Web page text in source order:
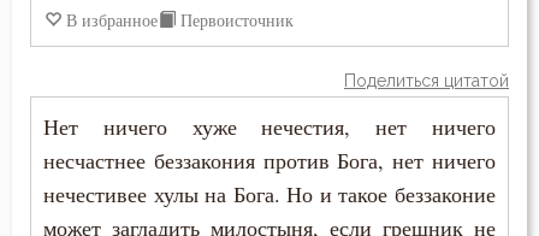
Животные
Жизнь
Мефодий Олимпийский
Моисей Оптинский (Путилов)
Нектарий Оптинский (Тихонов)
В избранное Первоисточник
Поделиться цитатой
Нет ничего хуже нечестия, нет ничего
несчастнее беззакония против Бога, нет ничего
нечестивее хулы на Бога. Но и такое беззаконие
может загладить милостыня, если грешник не